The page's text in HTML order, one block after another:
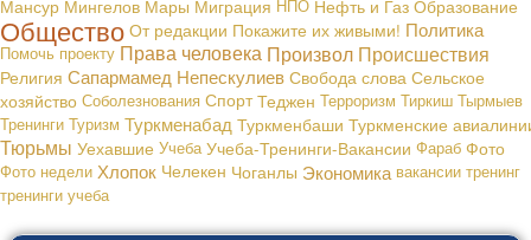
Мансур Мингелов Мары Миграция НПО Нефть и Газ Образование
Общество От редакции Покажите их живыми! Политика
Помочь проекту Права человека Произвол Происшествия
Религия Сапармамед Непескулиев Свобода слова Сельское
хозяйство Соболезнования Спорт Теджен Терроризм Тиркиш Тырмыев
Тренинги Туризм Туркменабад Туркменбаши Туркменские
Тюрьмы Уехавшие Учеба Учеба-Тренинги-Вакансии Фараб Фото
Фото недели Хлопок Челекен Чоганлы Экономика вакансии тренинг
тренинги учеба